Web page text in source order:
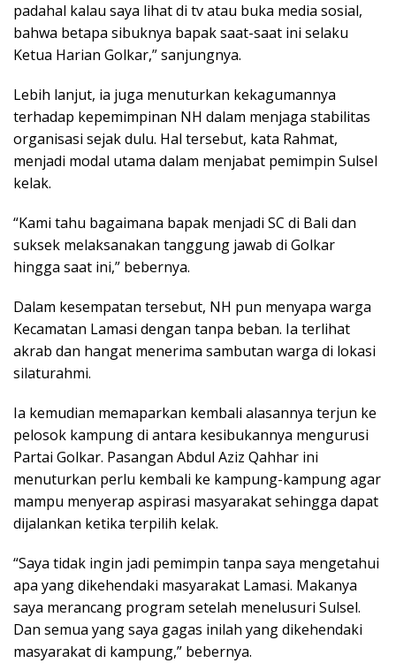
padahal kalau saya lihat di tv atau buka media sosial,
bahwa betapa sibuknya bapak saat-saat ini selaku
Ketua Harian Golkar,” sanjungnya.
Lebih lanjut, ia juga menuturkan kekagumannya
terhadap kepemimpinan NH dalam menjaga stabilitas
organisasi sejak dulu. Hal tersebut, kata Rahmat,
menjadi modal utama dalam menjabat pemimpin Sulsel
kelak.
“Kami tahu bagaimana bapak menjadi SC di Bali dan
suksek melaksanakan tanggung jawab di Golkar
hingga saat ini,” bebernya.
Dalam kesempatan tersebut, NH pun menyapa warga
Kecamatan Lamasi dengan tanpa beban. Ia terlihat
akrab dan hangat menerima sambutan warga di lokasi
silaturahmi.
Ia kemudian memaparkan kembali alasannya terjun ke
pelosok kampung di antara kesibukannya mengurusi
Partai Golkar. Pasangan Abdul Aziz Qahhar ini
menuturkan perlu kembali ke kampung-kampung agar
mampu menyerap aspirasi masyarakat sehingga dapat
dijalankan ketika terpilih kelak.
“Saya tidak ingin jadi pemimpin tanpa saya mengetahui
apa yang dikehendaki masyarakat Lamasi. Makanya
saya merancang program setelah menelusuri Sulsel.
Dan semua yang saya gagas inilah yang dikehendaki
masyarakat di kampung,” bebernya.